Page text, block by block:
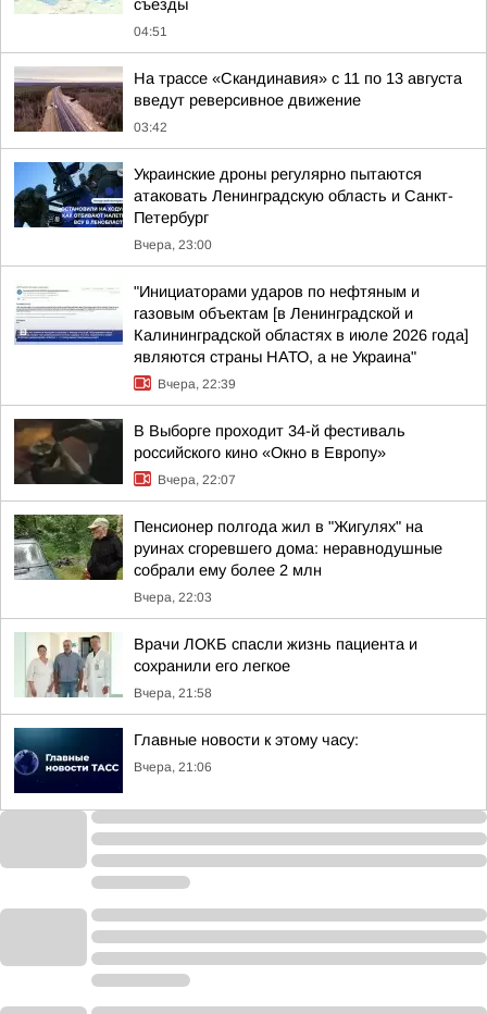
съезды
04:51
На трассе «Скандинавия» с 11 по 13 августа
введут реверсивное движение
03:42
Украинские дроны регулярно пытаются
атаковать Ленинградскую область и Санкт-
Петербург
Вчера, 23:00
"Инициаторами ударов по нефтяным и
газовым объектам [в Ленинградской и
Калининградской областях в июле 2026 года]
являются страны НАТО, а не Украина"
Вчера, 22:39
В Выборге проходит 34-й фестиваль
российского кино «Окно в Европу»
Вчера, 22:07
Пенсионер полгода жил в "Жигулях" на
руинах сгоревшего дома: неравнодушные
собрали ему более 2 млн
Вчера, 22:03
Врачи ЛОКБ спасли жизнь пациента и
сохранили его легкое
Вчера, 21:58
Главные новости к этому часу:
Вчера, 21:06